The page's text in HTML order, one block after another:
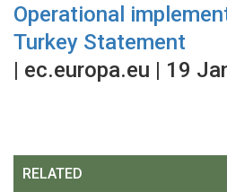
Operational
Turkey Statement
| ec.europa.eu | 19
RELATED